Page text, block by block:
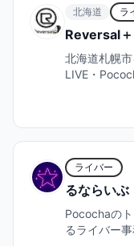
北海道 ラ
Reversal＋
北海道札幌
LIVE・
ライバー
るならいぶ
Pocochaの
るライバー